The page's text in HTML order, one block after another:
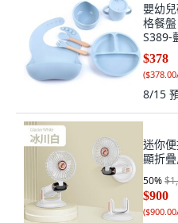
嬰幼
格餐
S389-
$378
(
8/15
迷你
顯折
50%
$900
(